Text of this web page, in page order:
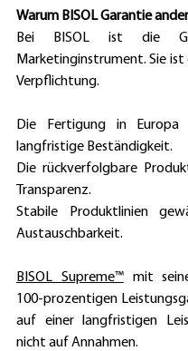
Warum BISOL Garantie
Bei BISOL ist die
Marketinginstrument. Sie
Verpflichtung.
Die Fertigung in Europa
langfristige Beständigkeit.
Die rückverfolgbare
Transparenz.
Stabile Produktlinien
Austauschbarkeit.
BISOL Supreme™ mit
100-prozentigen
auf einer langfristigen
nicht auf Annahmen.